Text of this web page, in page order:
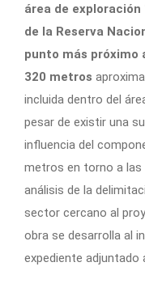
área de
de la Reserva
punto más
320 metros
incluida dentro del
pesar de existir una
influencia del
metros en torno a las
análisis de la
sector cercano al
obra se desarrolla al
expediente adjuntado